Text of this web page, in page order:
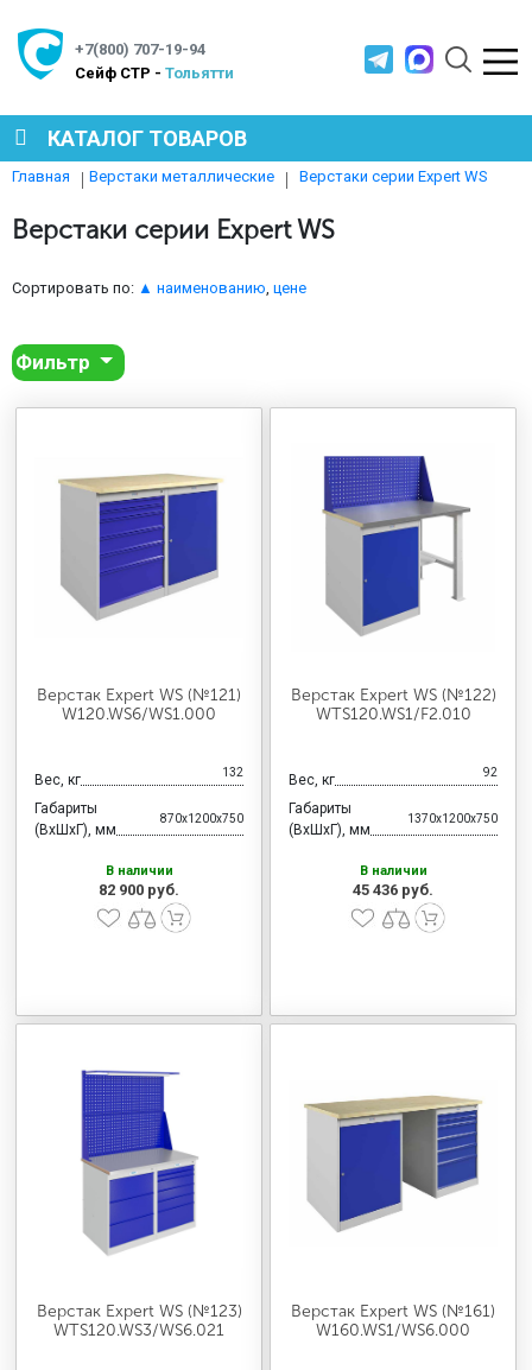
+7(800) 707-19-94
Cейф СТР - Тольятти
КАТАЛОГ ТОВАРОВ
МЕТАЛЛИЧЕСКАЯ МЕБЕЛЬ
МЕТАЛЛИЧЕСКИЕ СТЕЛЛАЖИ
ПРОИЗВОДСТВЕННАЯ МЕБЕЛЬ
МЕДИЦИНСКАЯ МЕБЕЛЬ
СИСТЕМЫ ХРАНЕНИЯ
ОФИСНАЯ МЕБЕЛЬ
МЕБЕЛЬ ДЛЯ ДОМА
МЕБЕЛЬ ДЛЯ СТОЛОВЫХ
Главная Верстаки металлические Верстаки серии Expert WS
Верстаки серии Expert WS
Сортировать по: ▲ наименованию цене
Фильтр
Верстак Expert WS (№121)
W120.WS6/WS1.000
Вес, кг 132
Габариты
(ВхШхГ), мм
870x1200x750
В наличии
82 900 руб.
Верстак Expert WS (№122)
WTS120.WS1/F2.010
Вес, кг 92
Габариты
(ВхШхГ), мм
1370x1200x750
В наличии
45 436 руб.
Верстак Expert WS (№123)
WTS120.WS3/WS6.021
Верстак Expert WS (№161)
W160.WS1/WS6.000